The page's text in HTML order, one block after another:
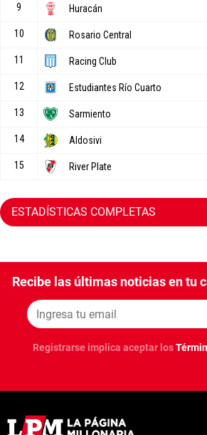
ESTADÍSTICAS COMPLETAS
Recibe las últimas noticias en tu
Registrarse implica aceptar los